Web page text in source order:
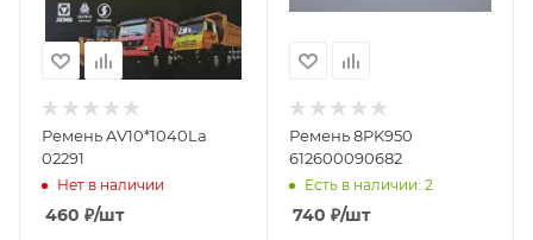
Ремень AV10*1040La
02291
Нет в наличии
460 ₽/шт
Ремень 8PK950
612600090682
Есть в наличии: 2
740 ₽/шт